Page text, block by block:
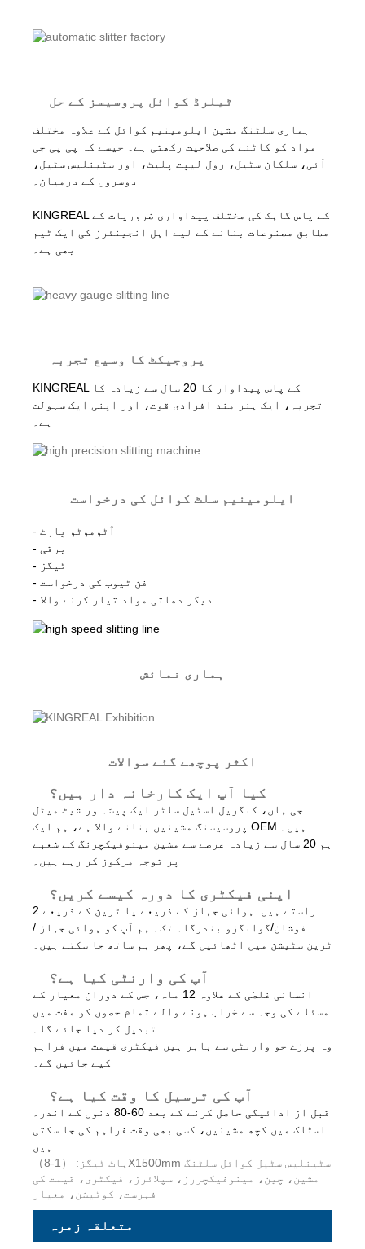
ٹیلرڈ کوائل پروسیسز کے حل
ہماری سلٹنگ مشین ایلومینیم کوائل کے علاوہ مختلف
مواد کو کاٹنے کی صلاحیت رکھتی ہے۔ جیسے کہ پی پی جی
آئی، سلکان سٹیل، رول لیپت پلیٹ، اور سٹینلیس سٹیل،
دوسروں کے درمیان۔
KINGREAL کے پاس گاہک کی مختلف پیداواری ضروریات کے
مطابق مصنوعات بنانے کے لیے اہل انجینئرز کی ایک ٹیم
بھی ہے۔
پروجیکٹ کا وسیع تجربہ
KINGREAL کے پاس پیداوار کا 20 سال سے زیادہ کا
تجربہ، ایک ہنر مند افرادی قوت، اور اپنی ایک سہولت
ہے۔
ایلومینیم سلٹ کوائل کی درخواست
- آٹوموٹو پارٹ
- برقی
- ٹیگز
- فن ٹیوب کی درخواست
- دیگر دھاتی مواد تیار کرنے والا
ہماری نمائش
اکثر پوچھے گئے سوالات
کیا آپ ایک کارخانہ دار ہیں؟
جی ہاں، کنگریل اسٹیل سلٹر ایک پیشہ ور شیٹ میٹل
پروسیسنگ مشینیں بنانے والا ہے، ہم ایک OEM ہیں۔
ہم 20 سال سے زیادہ عرصے سے مشین مینوفیکچرنگ کے شعبے
پر توجہ مرکوز کر رہے ہیں۔
اپنی فیکٹری کا دورہ کیسے کریں؟
2 راستے ہیں: ہوائی جہاز کے ذریعے یا ٹرین کے ذریعے
فوشان/گوانگزو بندرگاہ تک۔ ہم آپ کو ہوائی جہاز /
ٹرین سٹیشن میں اٹھائیں گے، پھر ہم ساتھ جا سکتے ہیں۔
آپ کی وارنٹی کیا ہے؟
انسانی غلطی کے علاوہ 12 ماہ، جس کے دوران معیار کے
مسئلے کی وجہ سے خراب ہونے والے تمام حصوں کو مفت میں
تبدیل کر دیا جائے گا۔
وہ پرزے جو وارنٹی سے باہر ہیں فیکٹری قیمت میں فراہم
کیے جائیں گے۔
آپ کی ترسیل کا وقت کیا ہے؟
قبل از ادائیگی حاصل کرنے کے بعد 60-80 دنوں کے اندر۔
اسٹاک میں کچھ مشینیں، کسی بھی وقت فراہم کی جا سکتی
ہاٹ ٹیگز: （1-8）X1500mm سٹینلیس سٹیل کوائل سلٹنگ
مشین، چین، مینوفیکچررز، سپلائرز، فیکٹری، قیمت کی
فہرست، کوٹیشن، معیار
متعلقہ زمرہ